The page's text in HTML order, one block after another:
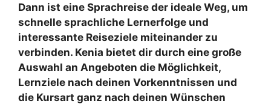
Dann ist eine Sprachreise der ideale Weg, um
schnelle sprachliche Lernerfolge und
interessante Reiseziele miteinander zu
verbinden. Kenia bietet dir durch eine große
Auswahl an Angeboten die Möglichkeit,
Lernziele nach deinen Vorkenntnissen und
die Kursart ganz nach deinen Wünschen